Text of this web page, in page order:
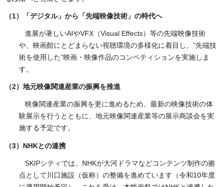
（1）「デジタル」から「先端映像技術」の時代へ
進展が著しいAIやVFX（Visual Effects）等の先端映像技術
や、映画館にとどまらない視聴環境の多様化に着目し、“先端技
術を使用した”映画・映像作品のコンペティションを実施しま
す。
（2）地元映像関連産業の振興を推進
映像関連産業の振興を更に進めるため、最新の映像技術の体
験展示を行うとともに、地元映像関連産業等の展示商談会を実
施する予定です。
（3）NHKとの連携
SKIPシティでは、NHKが大河ドラマなどコンテンツ制作の拠
点として川口施設（仮称）の整備を進めています（令和10年度